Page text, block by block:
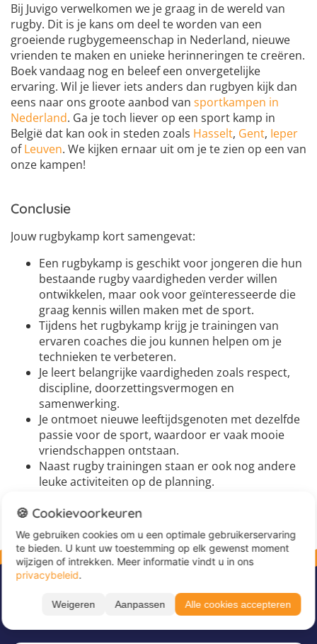
Bij Juvigo verwelkomen we je graag in de wereld van
rugby. Dit is je kans om deel te worden van een
groeiende rugbygemeenschap in Nederland, nieuwe
vrienden te maken en unieke herinneringen te creëren.
Boek vandaag nog en beleef een onvergetelijke
ervaring. Wil je liever iets anders dan rugbyen kijk dan
eens naar ons groote aanbod van sportkampen in
Nederland. Ga je toch liever op een sport kamp in
België dat kan ook in steden zoals Hasselt, Gent, Ieper
ofLeuven. We kijken ernaar uit om je te zien op een van
onze kampen!
Conclusie
Jouw rugbykamp kort samengevat:
Een rugbykamp is geschikt voor jongeren die hun
bestaande rugby vaardigheden verder willen
ontwikkelen, maar ook voor geïnteresseerde die
graag kennis willen maken met de sport.
Tijdens het rugbykamp krijg je trainingen van
ervaren coaches die jou kunnen helpen om je
technieken te verbeteren.
Je leert belangrijke vaardigheden zoals respect,
discipline, doorzettingsvermogen en
samenwerking.
Je ontmoet nieuwe leeftijdsgenoten met dezelfde
passie voor de sport, waardoor er vaak mooie
vriendschappen ontstaan.
Naast rugby trainingen staan er ook nog andere
leuke activiteiten op de planning.
🍪 Cookievoorkeuren
We gebruiken cookies om u een optimale gebruikerservaring
te bieden. U kunt uw toestemming op elk gewenst moment
wijzigen of intrekken. Meer informatie vindt u in ons
privacybeleid.
Weigeren Aanpassen Alle cookies accepteren